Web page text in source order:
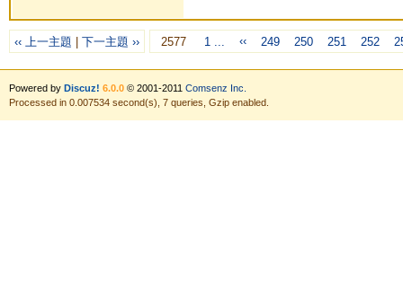
‹‹ 上一主題 下一主題 ›› 2577 1 ... ‹‹ 249 250 251 252
Powered by Discuz! 6.0.0© 2001-2011 Comsenz Inc.
Processed in 0.007534 second(s), 7 queries, Gzip enabled.